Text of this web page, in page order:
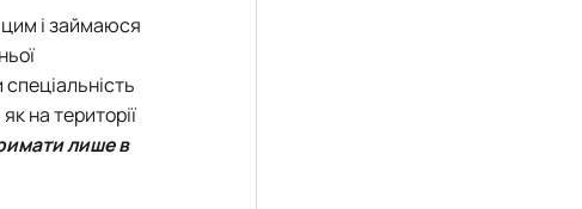
і займаюся
спеціальність
на території
лише в